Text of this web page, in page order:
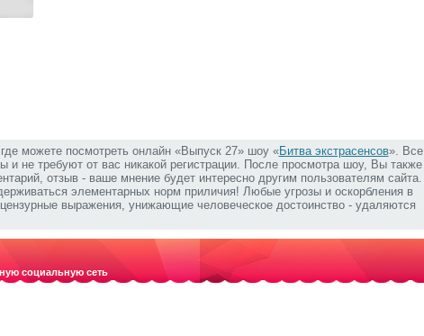
можете посмотреть онлайн «Выпуск 27» шоу «Битва экстрасенсов». Все
и не требуют от вас никакой регистрации. После просмотра шоу, Вы также
отзыв - ваше мнение будет интересно другим пользователям сайта.
элементарных норм приличия! Любые угрозы и оскорбления в
выражения, унижающие человеческое достоинство - удаляются
социальную сеть